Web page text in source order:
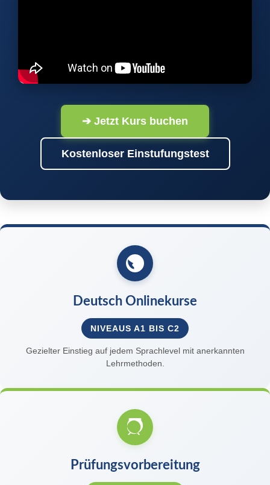
➔ Jetzt Kurs buchen
Kostenloser Einstufungstest
Deutsch Onlinekurse
NIVEAUS A1 BIS C2
Gezielter Einstieg auf jedem Sprachlevel mit anerkannten
Lehrmethoden.
Prüfungsvorbereitung